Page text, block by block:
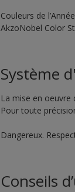
Couleurs de
AkzoNobel Color
Système
La mise en
Pour toute
Dangereux.
Conseils